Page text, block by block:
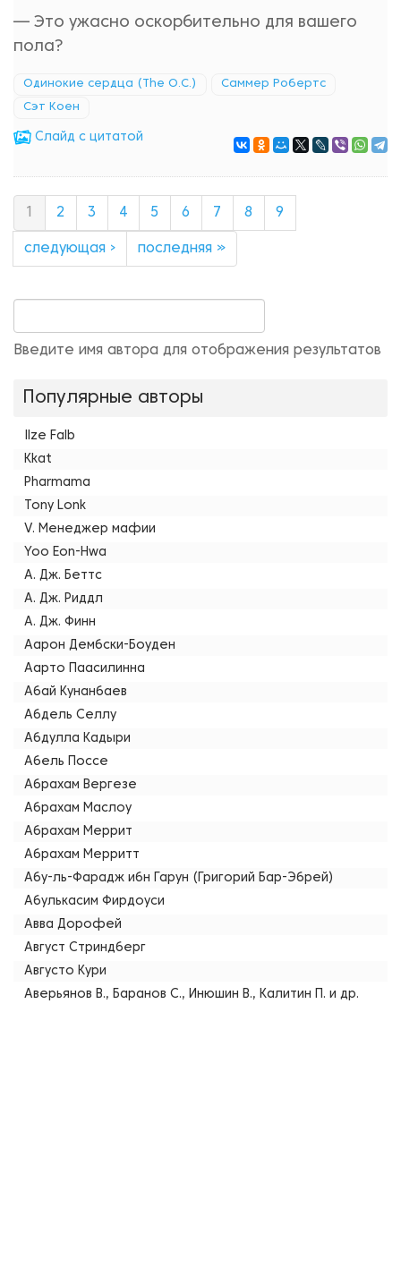
— Это ужасно оскорбительно для вашего
пола?
Одинокие сердца (The O.C.) Саммер Робертс
Сэт Коен
Cлайд с цитатой
2 3 4 5 6 7 8 9
следующая › последняя »
Введите имя автора для отображения результатов
Популярные авторы
Ilze Falb
Kkat
Pharmama
Tony Lonk
V. Менеджер мафии
Yoo Eon-Hwa
А. Дж. Беттс
А. Дж. Риддл
А. Дж. Финн
Аарон Дембски-Боуден
Аарто Паасилинна
Абай Кунанбаев
Абдель Селлу
Абдулла Кадыри
Абель Поссе
Абрахам Вергезе
Абрахам Маслоу
Абрахам Меррит
Абрахам Мерритт
Абу-ль-Фарадж ибн Гарун (Григорий Бар-Эбрей)
Абулькасим Фирдоуси
Авва Дорофей
Август Стриндберг
Августо Кури
Аверьянов В., Баранов С., Инюшин В., Калитин П. и др.